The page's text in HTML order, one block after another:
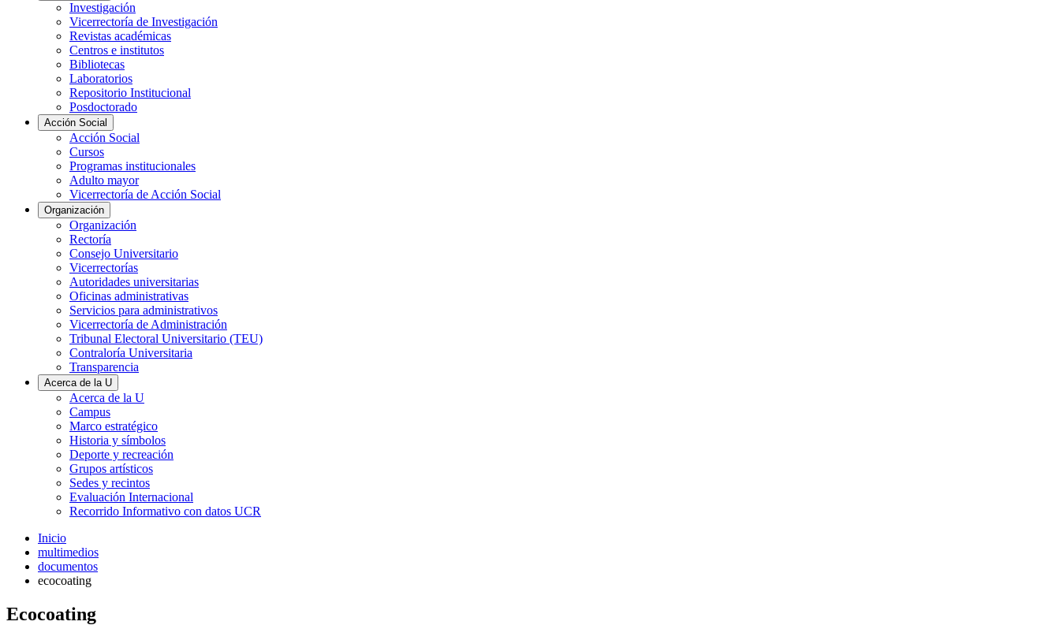
Investigación
Vicerrectoría de Investigación
Revistas académicas
Centros e institutos
Bibliotecas
Laboratorios
Repositorio Institucional
Posdoctorado
Acción Social
Acción Social
Cursos
Programas institucionales
Adulto mayor
Vicerrectoría de Acción Social
Organización
Organización
Rectoría
Consejo Universitario
Vicerrectorías
Autoridades universitarias
Oficinas administrativas
Servicios para administrativos
Vicerrectoría de Administración
Tribunal Electoral Universitario (TEU)
Contraloría Universitaria
Transparencia
Acerca de la U
Acerca de la U
Campus
Marco estratégico
Historia y símbolos
Deporte y recreación
Grupos artísticos
Sedes y recintos
Evaluación Internacional
Recorrido Informativo con datos UCR
Inicio
multimedios
documentos
ecocoating
Ecocoating